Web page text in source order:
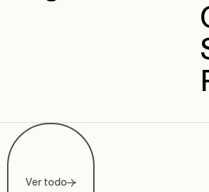
Ver todo